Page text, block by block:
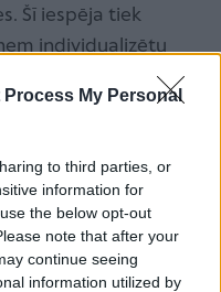
Process My Personal
to third parties, or
information for
the below opt-out
note that after your
continue seeing
information utilized by
Šī iespēja tiek
individualizētu
un šo
vecāki bērni.
nav
būtu jādomā, nevis
analizējot ikviena